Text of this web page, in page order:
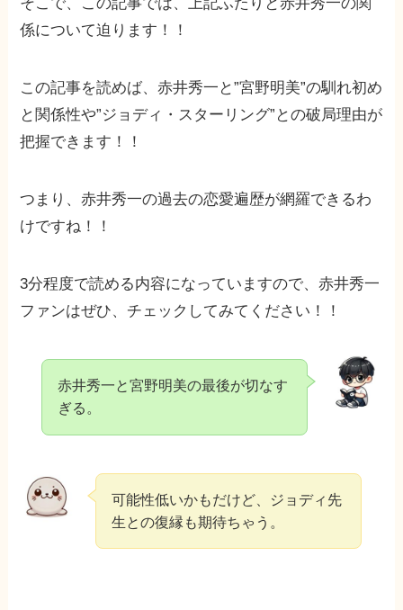
係について迫ります！！
この記事を読めば、赤井秀一と”宮野明美”の馴れ初め
と関係性や”ジョディ・スターリング”との破局理由が
把握できます！！
つまり、赤井秀一の過去の恋愛遍歴が網羅できるわ
けですね！！
3分程度で読める内容になっていますので、赤井秀一
ファンはぜひ、チェックしてみてください！！
赤井秀一と宮野明美の最後が切なす
ぎる。
可能性低いかもだけど、ジョディ先
生との復縁も期待ちゃう。